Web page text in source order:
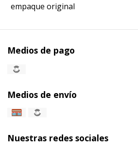
empaque original
Medios de pago
Medios de envío
Nuestras redes sociales